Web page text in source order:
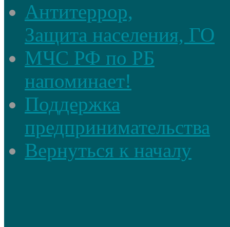
Антитеррор,
Защита населения, ГО
МЧС РФ по РБ
напоминает!
Поддержка
предпринимательства
Вернуться к началу